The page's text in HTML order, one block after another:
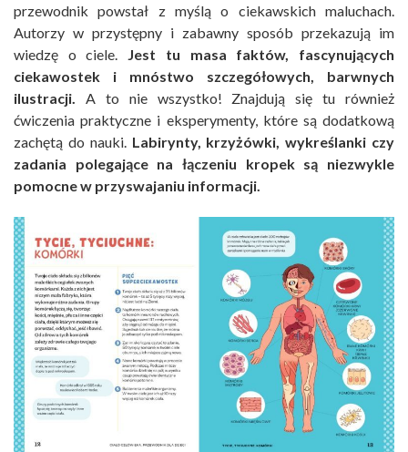
przewodnik powstał z myślą o ciekawskich maluchach.
Autorzy w przystępny i zabawny sposób przekazują im
wiedzę o ciele. Jest tu masa faktów, fascynujących
ciekawostek i mnóstwo szczegółowych, barwnych
ilustracji. A to nie wszystko! Znajdują się tu również
ćwiczenia praktyczne i eksperymenty, które są dodatkową
zachętą do nauki. Labirynty, krzyżówki, wykreślanki czy
zadania polegające na łączeniu kropek są niezwykle
pomocne w przyswajaniu informacji.